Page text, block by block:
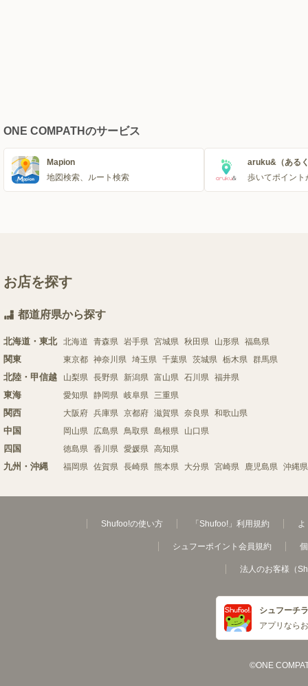
ONE COMPATHのサービス
Mapion
地図検索、ルート検索
aruku&（ある
歩いてポイント
お店を探す
都道府県から探す
北海道・東北 北海道 青森県 岩手県 宮城県 秋田県 山形県 福島県
関東 東京都 神奈川県 埼玉県 千葉県 茨城県 栃木県 群馬県
北陸・甲信越 山梨県 長野県 新潟県 富山県 石川県 福井県
東海 愛知県 静岡県 岐阜県 三重県
関西 大阪府 兵庫県 京都府 滋賀県 奈良県 和歌山県
中国 岡山県 広島県 鳥取県 島根県 山口県
四国 徳島県 香川県 愛媛県 高知県
九州・沖縄 福岡県 佐賀県 長崎県 熊本県 大分県 宮崎県 鹿児島県 沖縄県
Shufoo!の使い方 「Shufoo!」利用規約 よ
シュフーポイント会員規約
法人のお客様（
シュフーチ
アプリなら
©ONE